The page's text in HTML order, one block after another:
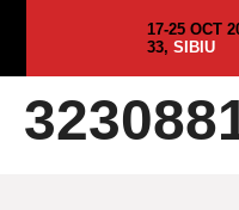
17-25 OCT
33, SIBIU